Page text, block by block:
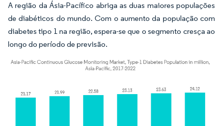
A região da Ásia-Pacífico abriga as duas maiores populações
de diabéticos do mundo. Com o aumento da população com
diabetes tipo 1 na região, espera-se que o segmento cresça ao
longo do período de previsão.